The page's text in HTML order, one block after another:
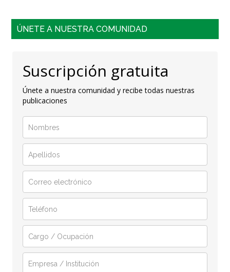
ÚNETE A NUESTRA COMUNIDAD
Suscripción gratuita
Únete a nuestra comunidad y recibe todas nuestras
publicaciones